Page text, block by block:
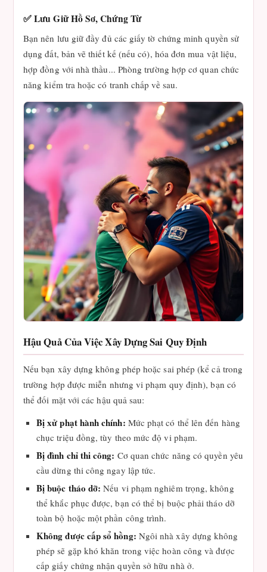
✅ Lưu Giữ Hồ Sơ, Chứng Từ
Bạn nên lưu giữ đầy đủ các giấy tờ chứng minh quyền sử
dụng đất, bản vẽ thiết kế (nếu có), hóa đơn mua vật liệu,
hợp đồng với nhà thầu... Phòng trường hợp cơ quan chức
năng kiểm tra hoặc có tranh chấp về sau.
Hậu Quả Của Việc Xây Dựng Sai Quy Định
Nếu bạn xây dựng không phép hoặc sai phép (kể cả trong
trường hợp được miễn nhưng vi phạm quy định), bạn có
thể đối mặt với các hậu quả sau:
Bị xử phạt hành chính: Mức phạt có thể lên đến hàng
chục triệu đồng, tùy theo mức độ vi phạm.
Bị đình chỉ thi công: Cơ quan chức năng có quyền yêu
cầu dừng thi công ngay lập tức.
Bị buộc tháo dỡ: Nếu vi phạm nghiêm trọng, không
thể khắc phục được, bạn có thể bị buộc phải tháo dỡ
toàn bộ hoặc một phần công trình.
Không được cấp sổ hồng: Ngôi nhà xây dựng không
phép sẽ gặp khó khăn trong việc hoàn công và được
cấp giấy chứng nhận quyền sở hữu nhà ở.